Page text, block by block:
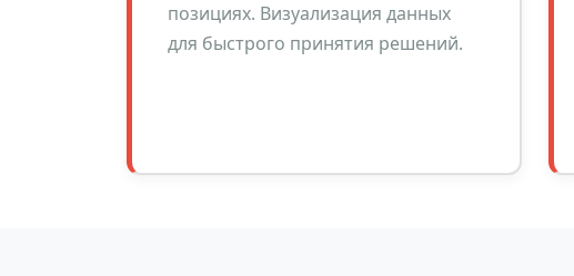
позициях. Визуализация данных
для быстрого принятия решений.